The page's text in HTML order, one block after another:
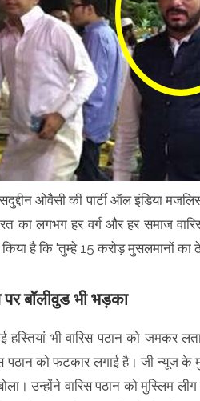
ओवैसी की पार्टी ऑल इंडिया
का लगभग हर वर्ग और हर समाज
है कि 'तुम्हे 15 करोड़ मुसलमानों का
पर बॉलीवुड भी भड़का
हस्तियां भी वारिस पठान को जमकर
पठान को फटकार लगाई है। जी न्यूज के
उन्होंने वारिस पठान को मुस्लिम